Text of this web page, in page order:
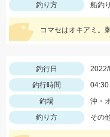
釣り方
船釣り
コマセはオキアミ。
釣行日
釣行時間
釣場
沖・
釣り方
その